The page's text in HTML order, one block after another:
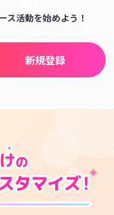
お気に入り
メモ
ス活動を始めよう！
新規登録